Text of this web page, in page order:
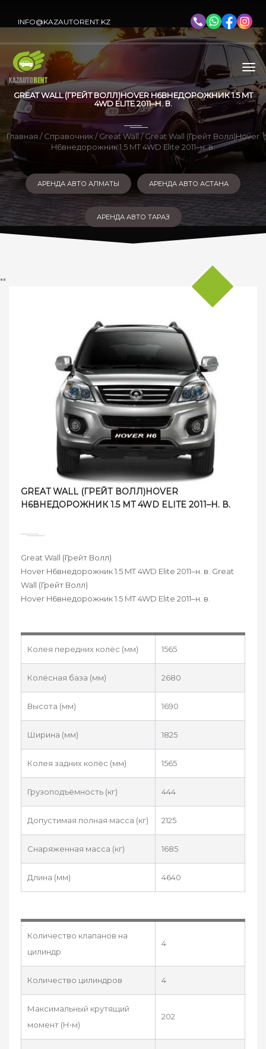
INFO@KAZAUTORENT.KZ
GREAT WALL (ГРЕЙТ ВОЛЛ)HOVER H6ВНЕДОРОЖНИК 1.5 MT
4WD ELITE 2011–Н. В.
Главная /Справочник/Great Wall/ Great Wall (Грейт Волл)Hover
H6внедорожник 1.5 MT 4WD Elite 2011–н. в.
АРЕНДА АВТО АЛМАТЫ АРЕНДА АВТО АСТАНА
АРЕНДА АВТО ТАРАЗ
**
GREAT WALL (ГРЕЙТ ВОЛЛ)HOVER
H6ВНЕДОРОЖНИК 1.5 MT 4WD ELITE 2011–Н. В.
Great Wall (Грейт Волл)
Hover H6внедорожник 1.5 MT 4WD Elite 2011–н. в. Great
Wall (Грейт Волл)
Hover H6внедорожник 1.5 MT 4WD Elite 2011–н. в.
Колея передних колёс (мм) 1565
Колёсная база (мм) 2680
Высота (мм) 1690
Ширина (мм) 1825
Колея задних колёс (мм) 1565
Грузоподъёмность (кг) 444
Допустимая полная масса (кг) 2125
Снаряженная масса (кг) 1685
Длина (мм) 4640
Количество клапанов на
цилиндр
4
Количество цилиндров 4
Максимальный крутящий
момент (Н•м)
202